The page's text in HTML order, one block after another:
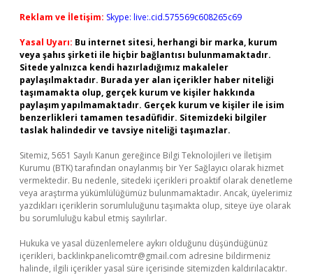
Reklam ve İletişim: Skype: live:.cid.575569c608265c69
Yasal Uyarı: Bu internet sitesi, herhangi bir marka, kurum
veya şahıs şirketi ile hiçbir bağlantısı bulunmamaktadır.
Sitede yalnızca kendi hazırladığımız makaleler
paylaşılmaktadır. Burada yer alan içerikler haber niteliği
taşımamakta olup, gerçek kurum ve kişiler hakkında
paylaşım yapılmamaktadır. Gerçek kurum ve kişiler ile isim
benzerlikleri tamamen tesadüfidir. Sitemizdeki bilgiler
taslak halindedir ve tavsiye niteliği taşımazlar.
Sitemiz, 5651 Sayılı Kanun gereğince Bilgi Teknolojileri ve İletişim
Kurumu (BTK) tarafından onaylanmış bir Yer Sağlayıcı olarak hizmet
vermektedir. Bu nedenle, sitedeki içerikleri proaktif olarak denetleme
veya araştırma yükümlülüğümüz bulunmamaktadır. Ancak, üyelerimiz
yazdıkları içeriklerin sorumluluğunu taşımakta olup, siteye üye olarak
bu sorumluluğu kabul etmiş sayılırlar.
Hukuka ve yasal düzenlemelere aykırı olduğunu düşündüğünüz
içerikleri, backlinkpanelicomtr@gmail.com adresine bildirmeniz
halinde, ilgili içerikler yasal süre içerisinde sitemizden kaldırılacaktır.